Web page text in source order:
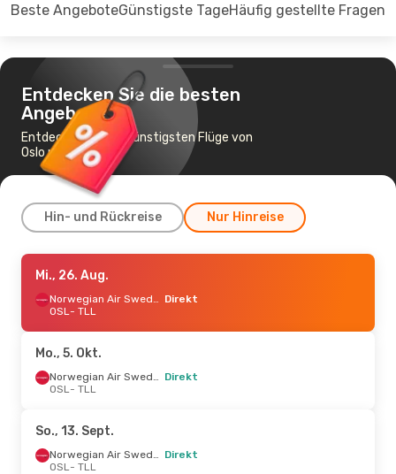
Beste AngeboteGünstigste TageHäufig gestellte Fragen
Entdecken Sie die besten
Angebote
Entdecken Sie die günstigsten Flüge von
Oslo nach Tallinn
Hin- und Rückreise Nur Hinreise
Mi., 9. Sept.- Mi., 16. Sept.
Norwegian Air Sweden
Direkt
Norwegian Air Sweden
Direkt
TLL- OSL
Direkt
OSL- TLL
Mi., 26. Aug.
Norwegian Air Sweden Direkt
OSL- TLL
Mo., 5. Okt.
Norwegian Air Sweden Direkt
OSL- TLL
So., 13. Sept.
Norwegian Air Sweden Direkt
OSL- TLL